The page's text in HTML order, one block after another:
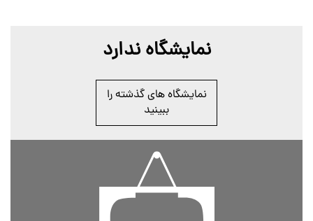
نمایشگاه ندارد
نمایشگاه های گذشته را
ببینید